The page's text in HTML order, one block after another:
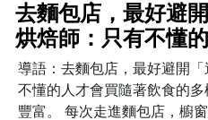
去麵包店，最好避
烘焙師：只有不懂
導語：去麵包店，最好避開
不懂的人才會買隨著飲食的
豐富。 每次走進麵包店，櫥